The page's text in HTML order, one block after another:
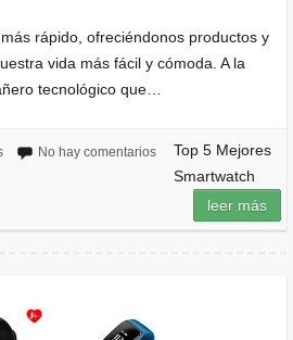
rápido, ofreciéndonos productos y
vida más fácil y cómoda. A la
tecnológico que…
No hay comentarios
Top 5 Mejores
Smartwatch
leer más